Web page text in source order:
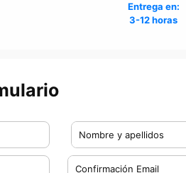
Entrega en:
3-12 horas